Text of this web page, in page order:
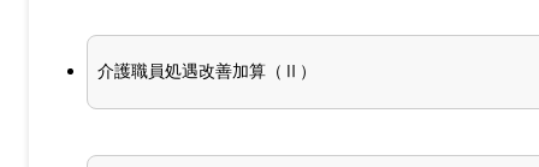
介護職員処遇改善加算（Ⅱ）